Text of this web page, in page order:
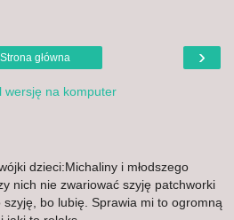
›
Strona główna
wersję na komputer
dzieci:Michaliny i młodszego
nich nie zwariować szyję patchworki
szyję, bo lubię. Sprawia mi to ogromną